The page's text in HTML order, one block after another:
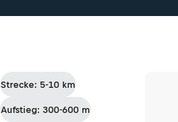
Strecke: 5-10 km
Aufstieg: 300-600 m